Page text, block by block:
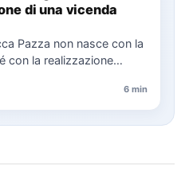
di una vicenda
Pazza non nasce con la
con la realizzazione
6 min